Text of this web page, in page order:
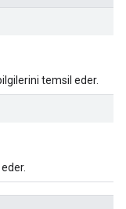
temsil eder.